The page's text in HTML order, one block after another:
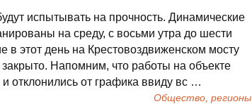
испытывать на прочность. Динамические
на среду, с восьми утра до шести
в этот день на Крестовоздвиженском мосту
закрыто. Напомним, что работы на объекте
отклонились от графика ввиду вс …
Общество, регионы